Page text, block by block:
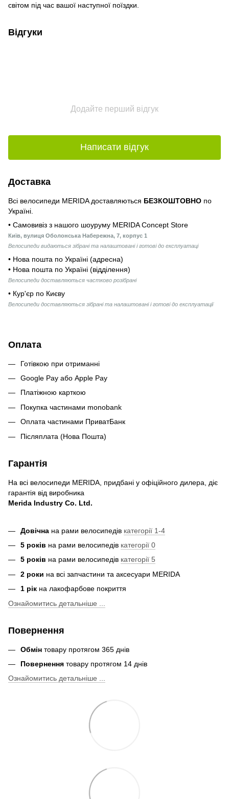
світом під час вашої наступної поїздки.
Відгуки
Додайте перший відгук
Написати відгук
Доставка
Всі велосипеди MERIDA доставляються БЕЗКОШТОВНО по
Україні.
• Самовивіз з нашого шоуруму MERIDA Concept Store
Київ, вулиця Оболонська Набережна, 7, корпус 1
Велосипеди видаються зібрані та налаштовані і готові до експлуатаці
• Нова пошта по Україні (адресна)
• Нова пошта по Україні (відділення)
Велосипеди доставляються частково розібрані
• Кур'єр по Києву
Велосипеди доставляються зібрані та налаштовані і готові до експлуатації
Оплата
Готівкою при отриманні
Google Pay або Apple Pay
Платіжною карткою
Покупка частинами monobank
Оплата частинами ПриватБанк
Післяплата (Нова Пошта)
Гарантія
На всі велосипеди MERIDA, придбані у офіційного дилера, діє
гарантія від виробника
Merida Industry Co. Ltd.
Довічна на рами велосипедів категорії 1-4
5 років на рами велосипедів категорії 0
5 років на рами велосипедів категорії 5
2 роки на всі запчастини та аксесуари MERIDA
1 рік на лакофарбове покриття
Ознайомитись детальніше ...
Повернення
Обмін товару протягом 365 днів
Повернення товару протягом 14 днів
Ознайомитись детальніше ...